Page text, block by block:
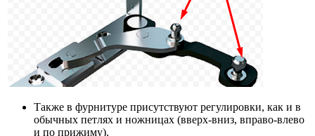
Также в фурнитуре присутствуют регулировки, как и в
обычных петлях и ножницах (вверх-вниз, вправо-влево
и по прижиму).